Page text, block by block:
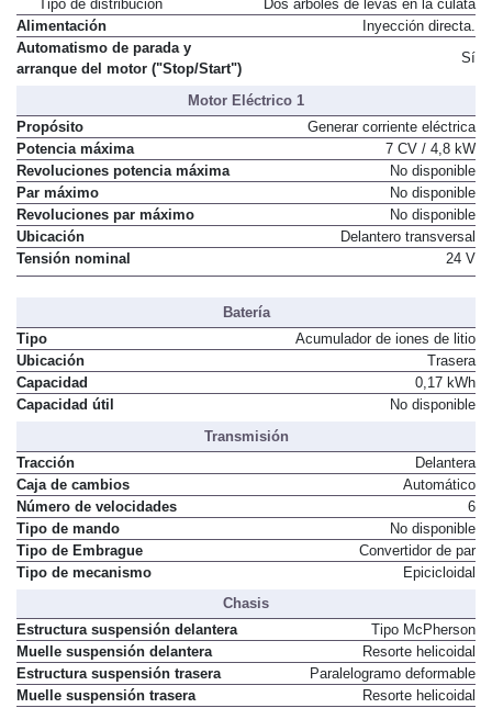
Tipo de distribución
Dos árboles de levas en la culata
Alimentación
Inyección directa.
Automatismo de parada y
arranque del motor ("Stop/Start")
Sí
Motor Eléctrico 1
Propósito
Generar corriente eléctrica
Potencia máxima
7 CV / 4,8 kW
Revoluciones potencia máxima
No disponible
Par máximo
No disponible
Revoluciones par máximo
No disponible
Ubicación
Delantero transversal
Tensión nominal
24 V
Batería
Tipo
Acumulador de iones de litio
Ubicación
Trasera
Capacidad
0,17 kWh
Capacidad útil
No disponible
Transmisión
Tracción
Delantera
Caja de cambios
Automático
Número de velocidades
6
Tipo de mando
No disponible
Tipo de Embrague
Convertidor de par
Tipo de mecanismo
Epicicloidal
Chasis
Estructura suspensión delantera
Tipo McPherson
Muelle suspensión delantera
Resorte helicoidal
Estructura suspensión trasera
Paralelogramo deformable
Muelle suspensión trasera
Resorte helicoidal